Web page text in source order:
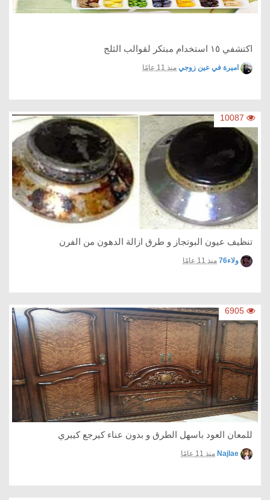
اكتشفي ١٥ استخدام مبتكر لقوالب الثلج
اميرة في عين زوجي منذ 11 عامًا
10087
تنظيف عيون البوتجاز و طرق ازالة الدهون من الفرن
ولاء76 منذ 11 عامًا
6905
للمعان العود باسهل الطرق و بدون عناء كيرجع كيبري
Najlae منذ 11 عامًا